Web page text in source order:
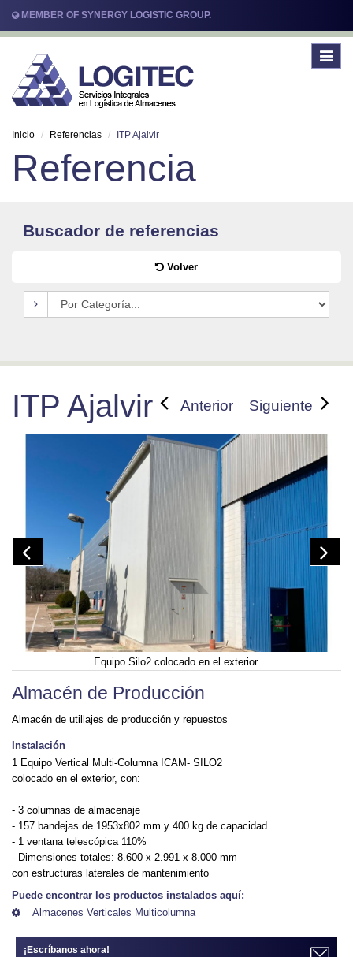
MEMBER OF SYNERGY LOGISTIC GROUP.
Toggle
Inicio Referencias ITP Ajalvir
Referencia
Buscador de referencias
Volver
Anterior Siguiente
ITP Ajalvir
Equipo Silo2 colocado en el exterior.
Almacén de Producción
Almacén de utillajes de producción y repuestos
Instalación
1 Equipo Vertical Multi-Columna ICAM- SILO2
colocado en el exterior, con:
- 3 columnas de almacenaje
- 157 bandejas de 1953x802 mm y 400 kg de capacidad.
- 1 ventana telescópica 110%
- Dimensiones totales: 8.600 x 2.991 x 8.000 mm
con estructuras laterales de mantenimiento
Puede encontrar los productos instalados aquí:
Almacenes Verticales Multicolumna
¡Escríbanos ahora!